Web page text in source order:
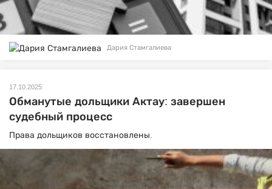
Дария Стамгалиева
17.10.2025
Обманутые дольщики Актау: завершен
судебный процесс
Права дольщиков восстановлены.